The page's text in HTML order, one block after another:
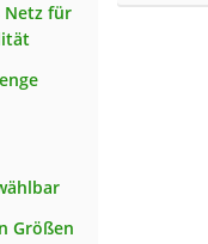
Netz für
Größen